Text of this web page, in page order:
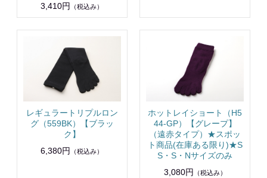
3,410円
（税込み）
レギュラートリプルロン
グ（559BK）【ブラッ
ク】
6,380円
（税込み）
ホットレイショート（H5
44-GP）【グレープ】
（遠赤タイプ）★スポッ
ト商品(在庫ある限り)★S
S・S・Nサイズのみ
3,080円
（税込み）